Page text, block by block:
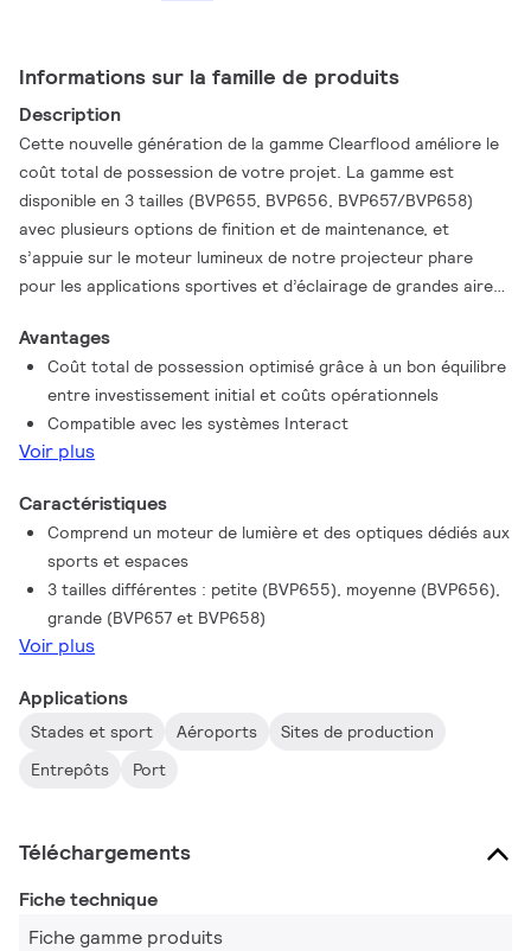
Informations sur la famille de produits
Description
Cette nouvelle génération de la gamme Clearflood améliore le
coût total de possession de votre projet. La gamme est
disponible en 3 tailles (BVP655, BVP656, BVP657/BVP658)
avec plusieurs options de finition et de maintenance, et
s’appuie sur le moteur lumineux de notre projecteur phare
pour les applications sportives et d’éclairage de grandes aires.
sportives, ainsi que pour les grandes surfaces, telles que les
pôles logistiques, les parkings extérieurs et les zones de
stockage. La nouvelle approche de conception innovante
permet de mettre à disposition des options connectées telles
que la prise SR, entièrement intégrée sur le boîtier du
produits est compatible avec les systèmes Interact.
Avantages
Coût total de possession optimisé grâce à un bon équilibre
entre investissement initial et coûts opérationnels
Compatible avec les systèmes Interact
Voir plus
Caractéristiques
Comprend un moteur de lumière et des optiques dédiés aux
sports et espaces
3 tailles différentes : petite (BVP655), moyenne (BVP656),
grande (BVP657 et BVP658)
Voir plus
Applications
Stades et sport Aéroports
Sites de production
Entrepôts
Port
Téléchargements
Fiche technique
Fiche gamme produits